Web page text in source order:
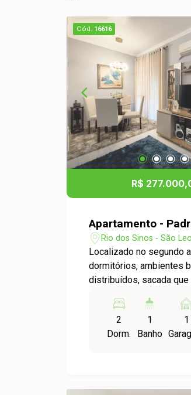
Cód. 16616
R$
Apartamento -
Rio dos Sinos - São
Localizado no segundo
dormitórios, ambientes
distribuídos, sacada
ficar semi mobiliado,
mudança. Conta ainda com vaga de
garagem coberta,
2
Dorm.
1
Banho
1